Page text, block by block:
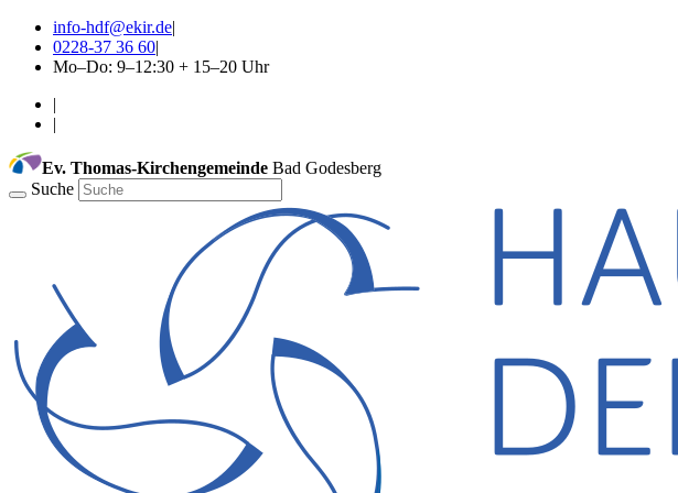
info-hdf@ekir.de|
0228-37 36 60|
Mo–Do: 9–12:30 + 15–20 Uhr
|
|
Ev. Thomas-Kirchengemeinde Bad Godesberg
Suche